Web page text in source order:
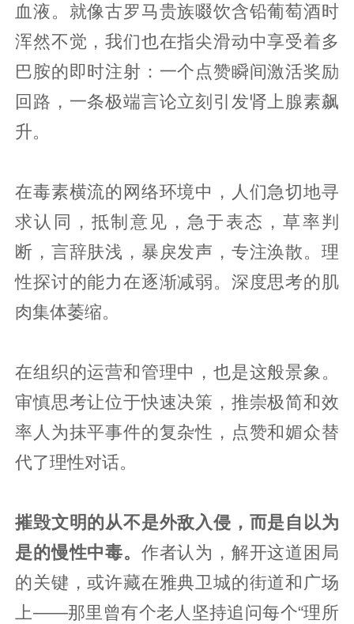
血液。就像古罗马贵族啜饮含铅葡萄酒时
浑然不觉，我们也在指尖滑动中享受着多
巴胺的即时注射：一个点赞瞬间激活奖励
回路，一条极端言论立刻引发肾上腺素飙
升。
在毒素横流的网络环境中，人们急切地寻
求认同，抵制意见，急于表态，草率判
断，言辞肤浅，暴戾发声，专注涣散。理
性探讨的能力在逐渐减弱。深度思考的肌
肉集体萎缩。
在组织的运营和管理中，也是这般景象。
审慎思考让位于快速决策，推崇极简和效
率人为抹平事件的复杂性，点赞和媚众替
代了理性对话。
摧毁文明的从不是外敌入侵，而是自以为
是的慢性中毒。 作者认为，解开这道困局
的关键，或许藏在雅典卫城的街道和广场
上——那里曾有个老人坚持追问每个“理所